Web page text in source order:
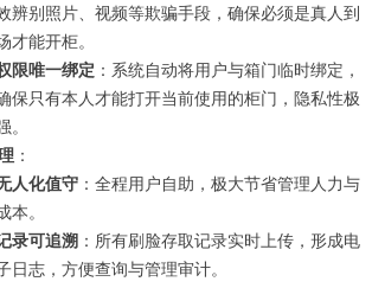
辨别照片、视频等欺骗手段，确保必须是真人到
才能开柜。
限唯一绑定 ：系统自动将用户与箱门临时绑定，
保只有本人才能打开当前使用的柜门，隐私性极
。
：
人化值守 ：全程用户自助，极大节省管理人力与
本。
录可追溯 ：所有刷脸存取记录实时上传，形成电
日志，方便查询与管理审计。